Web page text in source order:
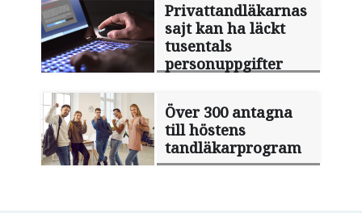
Privattandläkarnas
sajt kan ha läckt
tusentals
personuppgifter
Över 300 antagna
till höstens
tandläkarprogram